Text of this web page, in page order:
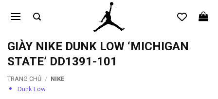
qua
dungGIÀY NIKE DUNK LOW ‘MICHIGAN
STATE’ DD1391-101
TRANG CHỦ / NIKE
Dunk Low